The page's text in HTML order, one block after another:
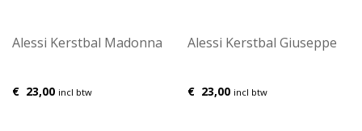
Alessi Kerstbal Madonna
€ 23,00 incl btw
Alessi Kerstbal Giuseppe
€ 23,00 incl btw